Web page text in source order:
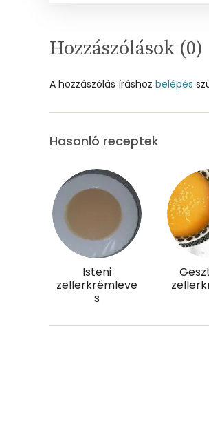
Magnézium
Réz
Mangán
Szénhidrát
Összesen
Cukor
Hozzászólások (0)
A hozzászólás íráshoz belépés
Hasonló receptek
Isteni
zellerkrémleve
s